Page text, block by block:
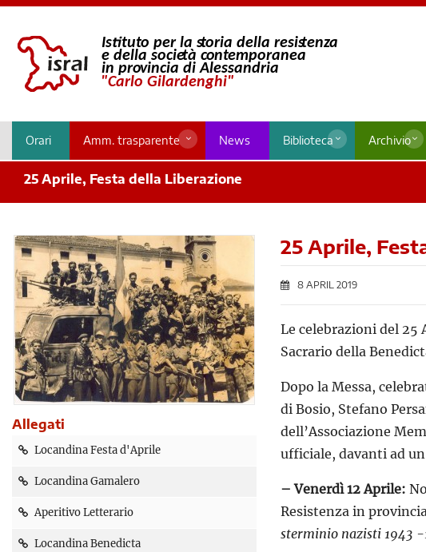
Orari Amm. trasparente News Biblioteca Archivio
25 Aprile, Festa della Liberazione
Allegati
Locandina Festa d'Aprile
Locandina Gamalero
Aperitivo Letterario
Locandina Benedicta
25 Aprile,
8 APRIL 2019
Le celebrazioni del 25
Sacrario della
Dopo la Messa,
di Bosio, Stefano
dell’Associazione
ufficiale, davanti ad
– Venerdì 12 Aprile:
Resistenza in
sterminio nazisti 1943 -